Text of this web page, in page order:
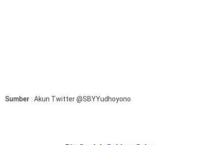
Sumber : Akun Twitter @SBYYudhoyono